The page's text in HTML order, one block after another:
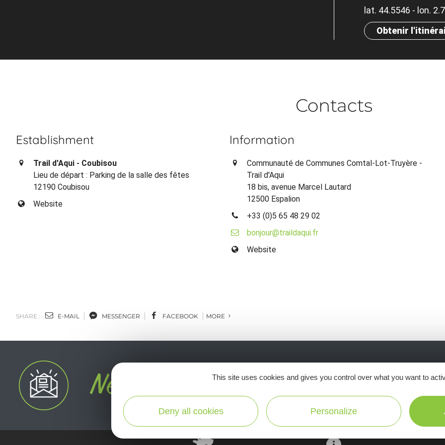
lat. 44.5546 - lon.
Obtenir
Contacts
Establishment
Trail d'Aqui - Coubisou
Lieu de départ : Parking de la salle des fêtes
12190 Coubisou
Website
Information
Communauté de Communes Comtal-Lot-Truyère -
Trail d'Aqui
18 bis, avenue Marcel Lautard
12500 Espalion
+33 (0)5 65 48 29 02
bonjour@traildaqui.fr
Website
SHARE : E-MAIL MESSENGER FACEBOOK MORE
Ne manquez pas notre newsletter mensuelle
This site uses cookies and gives you control over what you want to
Deny all cookies Personalize